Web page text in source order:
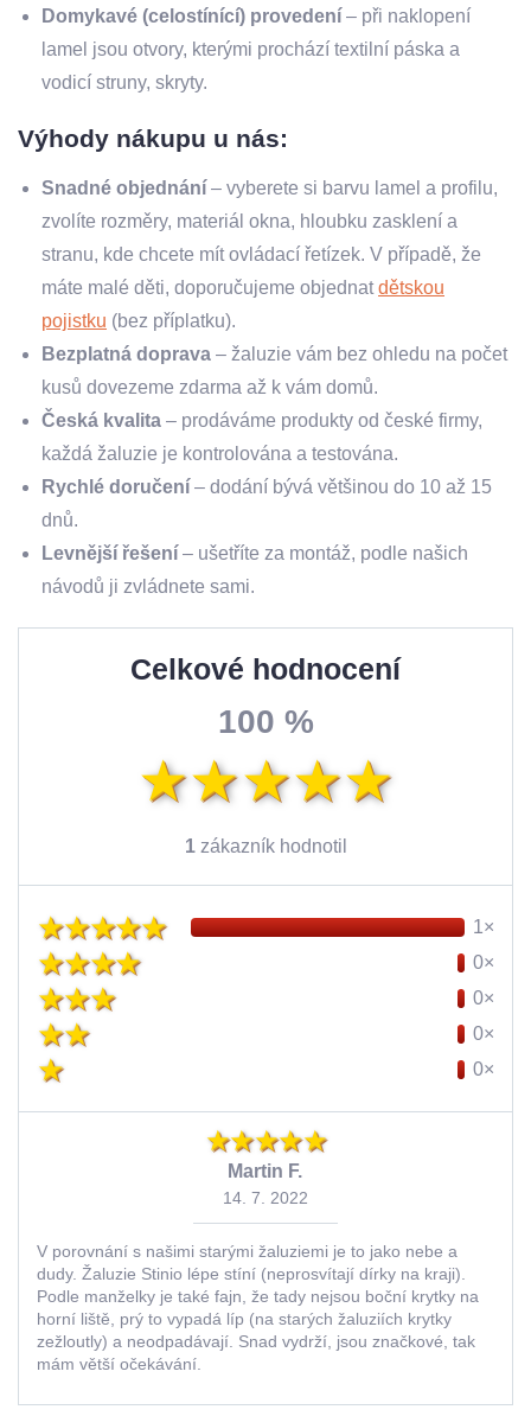
Domykavé (celostínící) provedení – při naklopení
lamel jsou otvory, kterými prochází textilní páska a
vodicí struny, skryty.
Výhody nákupu u nás:
Snadné objednání – vyberete si barvu lamel a profilu,
zvolíte rozměry, materiál okna, hloubku zasklení a
stranu, kde chcete mít ovládací řetízek. V případě, že
máte malé děti, doporučujeme objednatdětskou
pojistku (bez příplatku).
Bezplatná doprava – žaluzie vám bez ohledu na počet
kusů dovezeme zdarma až k vám domů.
Česká kvalita – prodáváme produkty od české firmy,
každá žaluzie je kontrolována a testována.
Rychlé doručení – dodání bývá většinou do 10 až 15
dnů.
Levnější řešení – ušetříte za montáž, podle našich
návodů ji zvládnete sami.
Celkové hodnocení
100 %
1zákazník hodnotil
1×
0×
0×
0×
0×
Martin F.
14. 7. 2022
V porovnání s našimi starými žaluziemi je to jako nebe a
dudy. Žaluzie Stinio lépe stíní (neprosvítají dírky na kraji).
Podle manželky je také fajn, že tady nejsou boční krytky na
horní liště, prý to vypadá líp (na starých žaluziích krytky
zežloutly) a neodpadávají. Snad vydrží, jsou značkové, tak
mám větší očekávání.